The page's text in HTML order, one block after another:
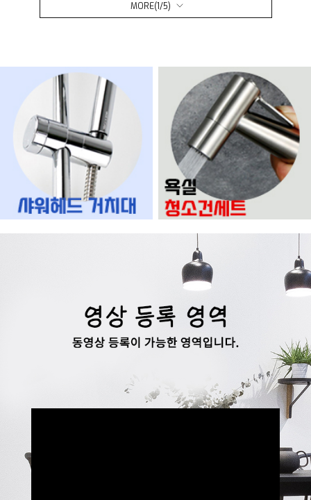
MORE(1/5)